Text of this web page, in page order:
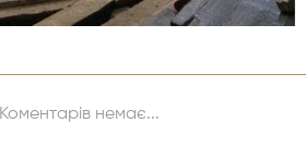
Коментарів немає...